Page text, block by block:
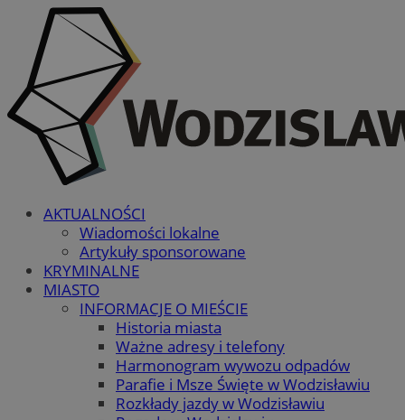
AKTUALNOŚCI
Wiadomości lokalne
Artykuły sponsorowane
KRYMINALNE
MIASTO
INFORMACJE O MIEŚCIE
Historia miasta
Ważne adresy i telefony
Harmonogram wywozu odpadów
Parafie i Msze Święte w Wodzisławiu
Rozkłady jazdy w Wodzisławiu